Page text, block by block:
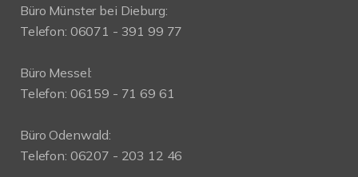
Büro Münster bei Dieburg:
Telefon: 06071 - 391 99 77
Büro Messel:
Telefon: 06159 - 71 69 61
Büro Odenwald:
Telefon: 06207 - 203 12 46